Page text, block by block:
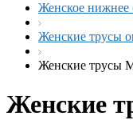
Женское нижнее
Женские трусы
Женские трусы
Женские